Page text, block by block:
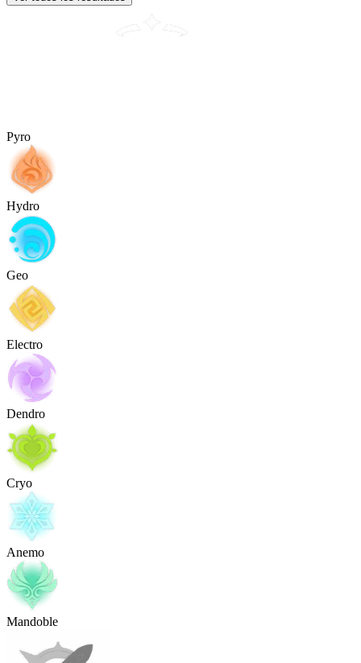
Pyro
Hydro
Geo
Electro
Dendro
Cryo
Anemo
Mandoble